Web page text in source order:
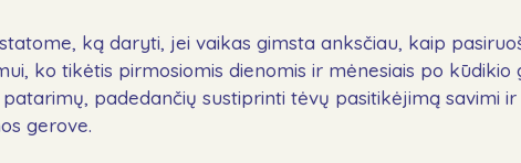
ką daryti, jei vaikas gimsta anksčiau, kaip
ko tikėtis pirmosiomis dienomis ir mėnesiais po kūdikio
padedančių sustiprinti tėvų pasitikėjimą savimi
gerove.